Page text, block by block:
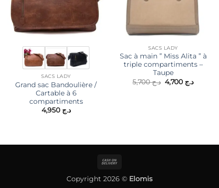
SACS LADY
Grand sac Bandoulière /
Cartable à 6
compartiments
د.ج 4,950
SACS LADY
Sac à main ” Miss Alita ” à
triple compartiments –
Taupe
د.ج5,700
Le
prix
د.جLe
Delivery
Copyright 2026 © Elomis